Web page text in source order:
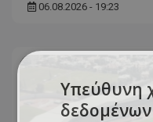
06.08.2026 - 19:23
Υπεύθυνη